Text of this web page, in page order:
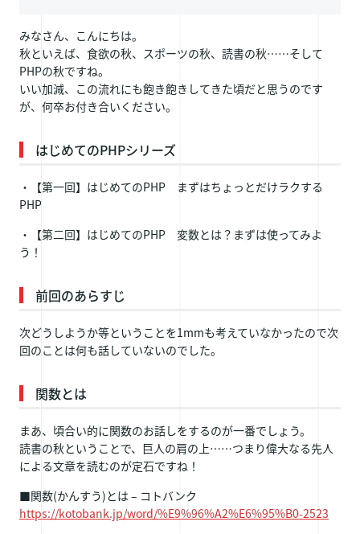
みなさん、こんにちは。
秋といえば、食欲の秋、スポーツの秋、読書の秋……そして
PHPの秋ですね。
いい加減、この流れにも飽き飽きしてきた頃だと思うのです
が、何卒お付き合いください。
はじめてのPHPシリーズ
・【第一回】はじめてのPHP まずはちょっとだけラクする
PHP
・【第二回】はじめてのPHP 変数とは？まずは使ってみよ
う！
前回のあらすじ
次どうしようか等ということを1mmも考えていなかったので次
回のことは何も話していないのでした。
関数とは
まあ、頃合い的に関数のお話しをするのが一番でしょう。
読書の秋ということで、巨人の肩の上……つまり偉大なる先人
による文章を読むのが定石ですね！
■関数(かんすう)とは – コトバンク
https://kotobank.jp/word/%E9%96%A2%E6%95%B0-2523